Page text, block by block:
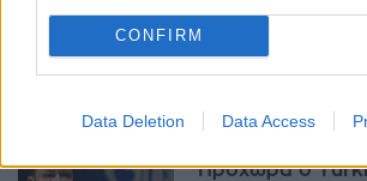
CONFIRM
Data Deletion Data Access
«Όλα ανοιχτά»
της ΕΛΤΕΧ
18:40, 05 Ιανουαρίου
ΕΝΈΡΓΕΙΑ
Προχωρά ο